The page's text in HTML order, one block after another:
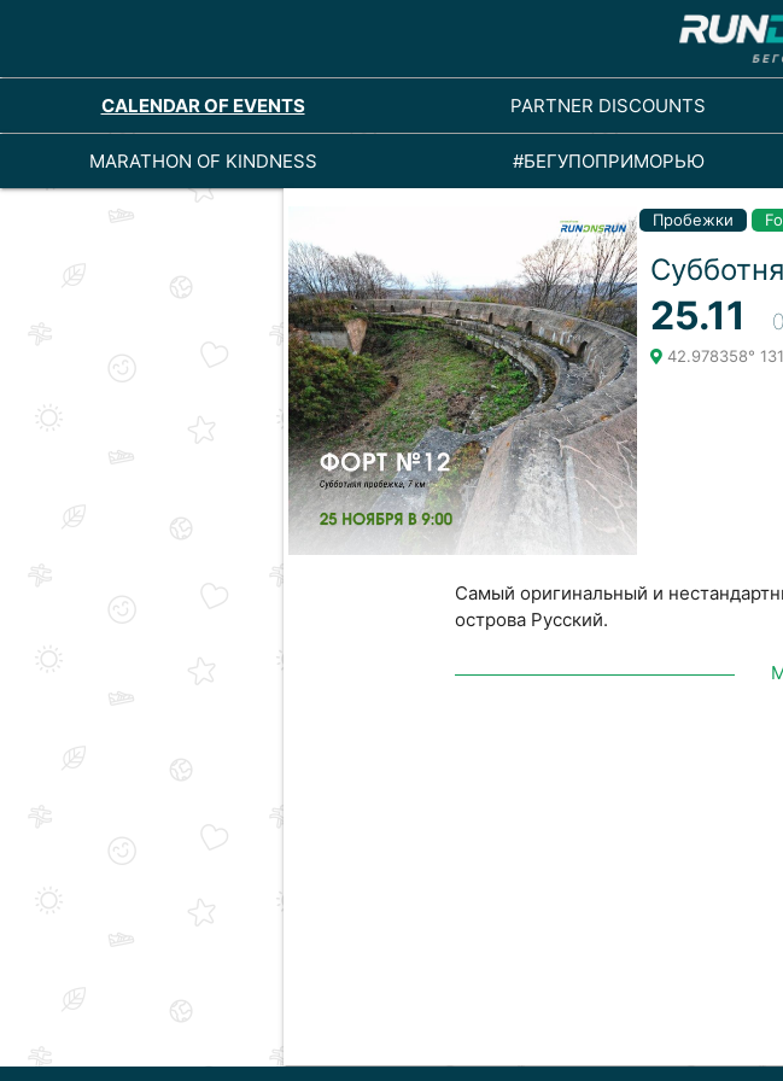
CALENDAR OF EVENTS PARTNER DISCOUNTS
MARATHON OF KINDNESS #БЕГУПОПРИМОРЬЮ
Пробежки
25.11
42.978358°
Самый оригинальный и
острова Русский.